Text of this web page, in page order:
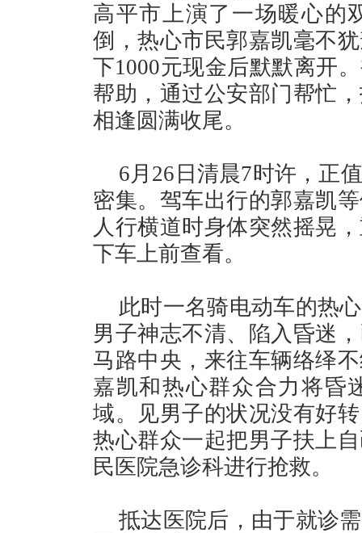
高平市上演了一场暖心的
倒，热心市民郭嘉凯毫不
下1000元现金后默默离开
帮助，通过公安部门帮忙
相逢圆满收尾。
6月26日清晨7时许，正
密集。驾车出行的郭嘉凯
人行横道时身体突然摇晃
下车上前查看。
此时一名骑电动车的热
男子神志不清、陷入昏迷
马路中央，来往车辆络绎
嘉凯和热心群众合力将昏
域。见男子的状况没有好
热心群众一起把男子扶上
民医院急诊科进行抢救。
抵达医院后，由于就诊